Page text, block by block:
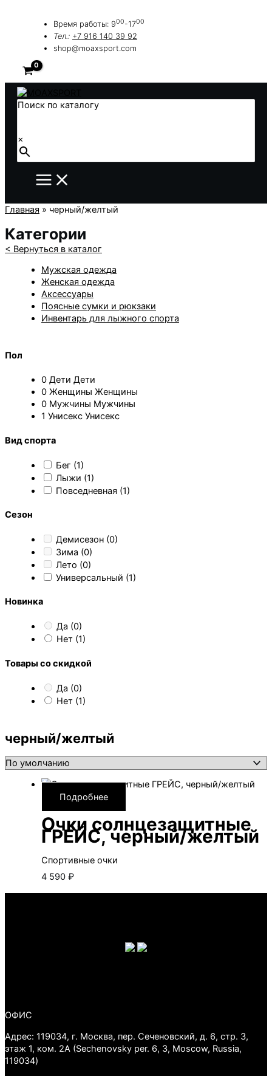
содержимому
Время работы: 900-1700
Тел.: +7 916 140 39 92
shop@moaxsport.com
Поиск по каталогу
×
Главная » черный/желтый
Категории
< Вернуться в каталог
Мужская одежда
Женская одежда
Аксессуары
Поясные сумки и рюкзаки
Инвентарь для лыжного спорта
Пол
0 Дети Дети
0 Женщины Женщины
0 Мужчины Мужчины
1 Унисекс Унисекс
Вид спорта
Бег (1)
Лыжи (1)
Повседневная (1)
Сезон
Демисезон (0)
Зима (0)
Лето (0)
Универсальный (1)
Новинка
Да (0)
Нет (1)
Товары со скидкой
Да (0)
Нет (1)
черный/желтый
Подробнее
Очки солнцезащитные
ГРЕЙС, черный/желтый
Спортивные очки
4 590 ₽
ОФИС
Адрес: 119034, г. Москва, пер. Сеченовский, д. 6, стр. 3,
этаж 1, ком. 2А (Sechenovsky per. 6, 3, Moscow, Russia,
119034)